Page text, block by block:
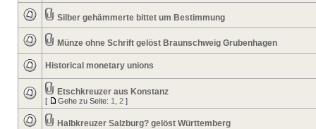
Silber gehämmerte bittet um Bestimmung
Münze ohne Schrift gelöst Braunschweig Grubenhagen
Historical monetary unions
Etschkreuzer aus Konstanz
[ Gehe zu Seite: 1 2 ]
Halbkreuzer Salzburg? gelöst Württemberg